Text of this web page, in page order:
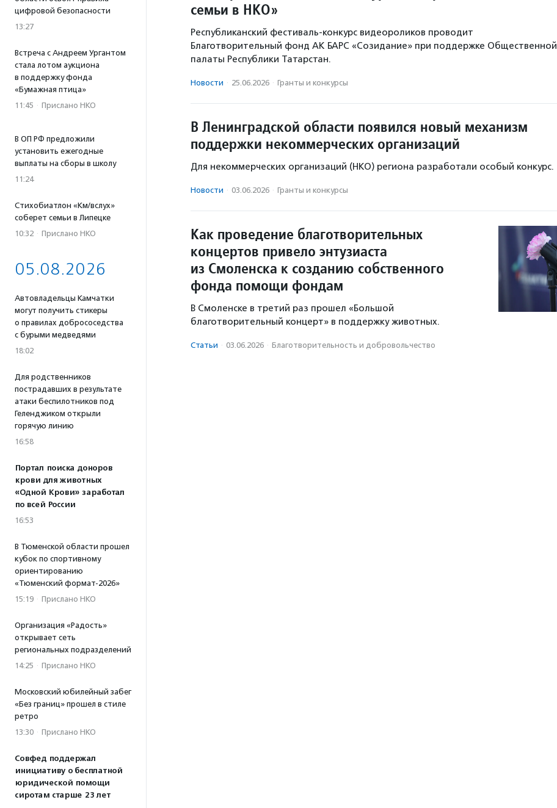
цифровой безопасности
13:27
Встреча с Андреем Ургантом
стала лотом аукциона
в поддержку фонда
«Бумажная птица»
11:45 · Прислано НКО
В ОП РФ предложили
установить ежегодные
выплаты на сборы в школу
11:24
Стихобиатлон «Км/вслух»
соберет семьи в Липецке
10:32 · Прислано НКО
05.08.2026
Автовладельцы Камчатки
могут получить стикеры
о правилах добрососедства
с бурыми медведями
18:02
Для родственников
пострадавших в результате
атаки беспилотников под
Геленджиком открыли
горячую линию
16:58
Портал поиска доноров
крови для животных
«Одной Крови» заработал
по всей России
16:53
В Тюменской области прошел
кубок по спортивному
ориентированию
«Тюменский формат-2026»
15:19 · Прислано НКО
Организация «Радость»
открывает сеть
региональных подразделений
14:25 · Прислано НКО
Московский юбилейный забег
«Без границ» прошел в стиле
ретро
13:30 · Прислано НКО
Совфед поддержал
инициативу о бесплатной
юридической помощи
сиротам старше 23 лет
семьи в НКО»
Республиканский фестиваль-конкурс видеороликов проводит
Благотворительный фонд АК БАРС «Созидание» при поддержке Общественной
палаты Республики Татарстан.
Новости · 25.06.2026 · Гранты и конкурсы
В Ленинградской области появился новый механизм
поддержки некоммерческих организаций
Для некоммерческих организаций (НКО) региона разработали особый конкурс.
Новости · 03.06.2026 · Гранты и конкурсы
Как проведение благотворительных
концертов привело энтузиаста
из Смоленска к созданию собственного
фонда помощи фондам
В Смоленске в третий раз прошел «Большой
благотворительный концерт» в поддержку животных.
Статьи · 03.06.2026 · Благотвори­тель­ность и доброволь­чест­во